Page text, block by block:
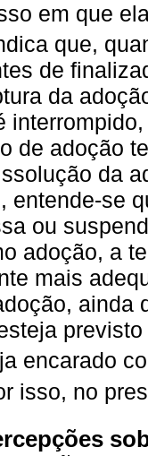
em que
que,
de
da
de adoção
da
entende-se
ou
adoção, a
mais
ainda
encarado
isso, no